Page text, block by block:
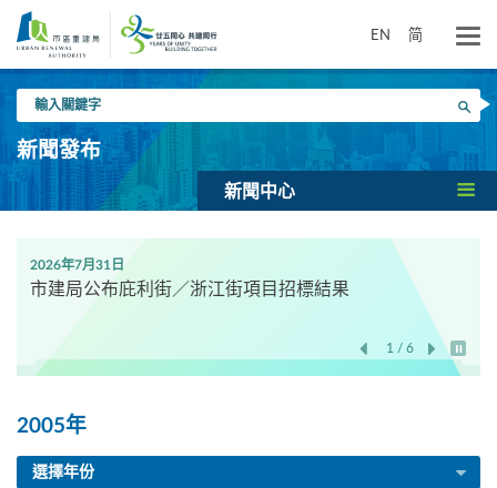
要
EN 简
入
關
鍵
搜尋
新聞發布
新聞中心
2026年7月31日
市建局公布庇利街／浙江街項目招標結果
1 / 6
開始/
2005年
選擇年份